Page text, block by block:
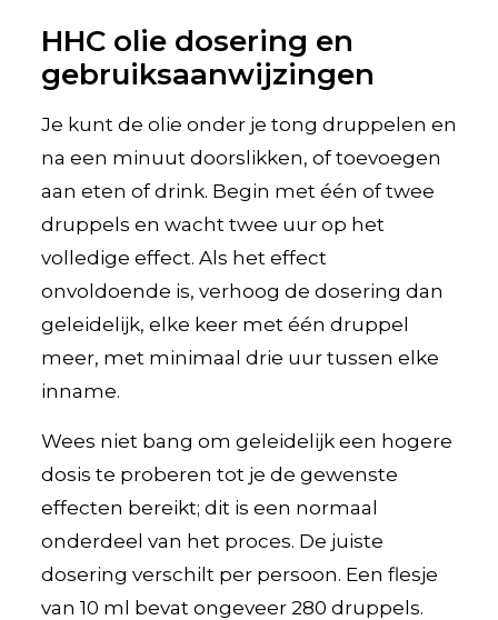
HHC olie dosering en
gebruiksaanwijzingen
Je kunt de olie onder je tong druppelen en
na een minuut doorslikken, of toevoegen
aan eten of drink. Begin met één of twee
druppels en wacht twee uur op het
volledige effect. Als het effect
onvoldoende is, verhoog de dosering dan
geleidelijk, elke keer met één druppel
meer, met minimaal drie uur tussen elke
inname.
Wees niet bang om geleidelijk een hogere
dosis te proberen tot je de gewenste
effecten bereikt; dit is een normaal
onderdeel van het proces. De juiste
dosering verschilt per persoon. Een flesje
van 10 ml bevat ongeveer 280 druppels.